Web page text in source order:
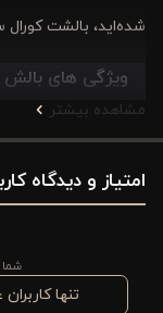
شده‌اید، بالشت
ویژگی های بالش
پارچه مرجانیمورد
شبیه به سطح
آن را زیبا و
پوست ایجاد می‌کند.
مشاهده بیشتر
امتیاز و دیدگاه
شما
تنها